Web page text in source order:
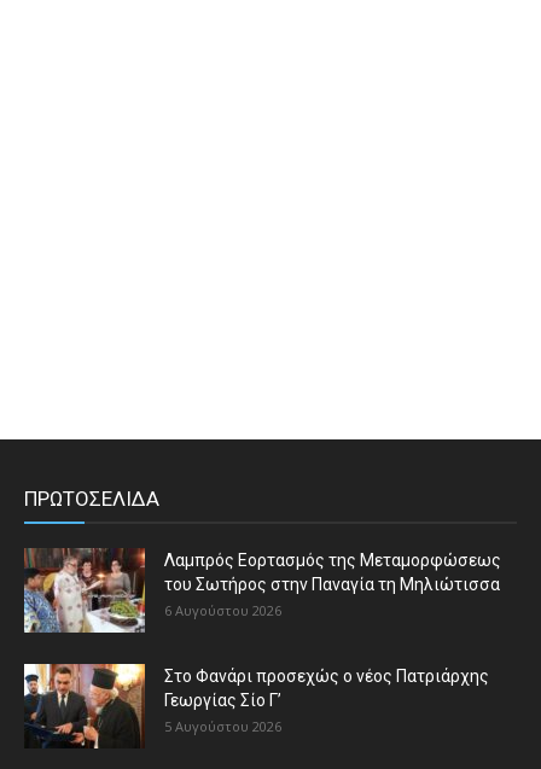
ΠΡΩΤΟΣΕΛΙΔΑ
Λαμπρός Εορτασμός της Μεταμορφώσεως
του Σωτήρος στην Παναγία τη Μηλιώτισσα
6 Αυγούστου 2026
Στο Φανάρι προσεχώς ο νέος Πατριάρχης
Γεωργίας Σίο Γ’
5 Αυγούστου 2026